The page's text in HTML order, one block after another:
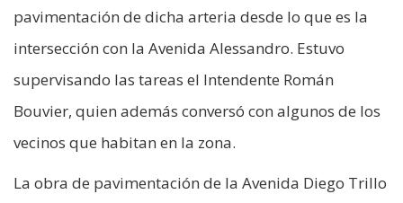
pavimentación de dicha arteria desde lo que es la
intersección con la Avenida Alessandro. Estuvo
supervisando las tareas el Intendente Román
Bouvier, quien además conversó con algunos de los
vecinos que habitan en la zona.
La obra de pavimentación de la Avenida Diego Trillo